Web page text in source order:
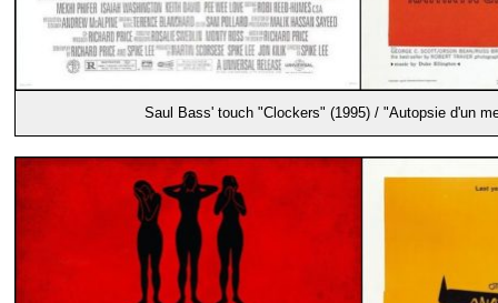
Saul Bass' touch "Clockers" (1995) / "Autopsie d'un